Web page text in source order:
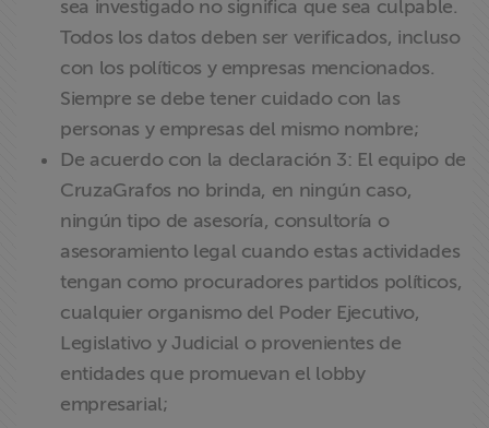
sea investigado no significa que sea culpable.
Todos los datos deben ser verificados, incluso
con los políticos y empresas mencionados.
Siempre se debe tener cuidado con las
personas y empresas del mismo nombre;
De acuerdo con la declaración 3: El equipo de
CruzaGrafos no brinda, en ningún caso,
ningún tipo de asesoría, consultoría o
asesoramiento legal cuando estas actividades
tengan como procuradores partidos políticos,
cualquier organismo del Poder Ejecutivo,
Legislativo y Judicial o provenientes de
entidades que promuevan el lobby
empresarial;